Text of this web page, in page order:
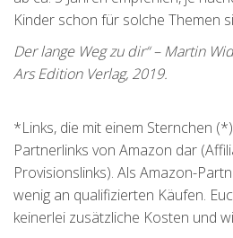
Kinder schon für solche Themen
Der lange Weg zu dir“ – Martin
Ars Edition Verlag, 2019.
*Links, die mit einem Sternchen
Partnerlinks von Amazon dar
Provisionslinks). Als Amazon-
wenig an qualifizierten Käufen.
keinerlei zusätzliche Kosten und